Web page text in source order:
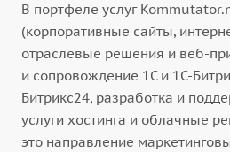
В портфеле услуг
(корпоративные сайты,
отраслевые решения и веб-
и сопровождение 1С и 1С-
Битрикс24, разработка и
услуги хостинга и облачные
это направление